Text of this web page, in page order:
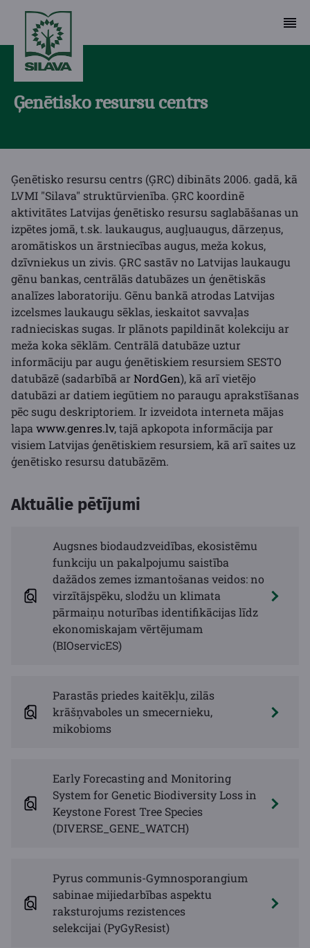
Ģenētisko resursu centrs
Ģenētisko resursu centrs (ĢRC) dibināts 2006. gadā, kā
LVMI "Silava" struktūrvienība. ĢRC koordinē
aktivitātes Latvijas ģenētisko resursu saglabāšanas un
izpētes jomā, t.sk. laukaugus, augļuaugus, dārzeņus,
aromātiskos un ārstniecības augus, meža kokus,
dzīvniekus un zivis. ĢRC sastāv no Latvijas laukaugu
gēnu bankas, centrālās datubāzes un ģenētiskās
analīzes laboratoriju. Gēnu bankā atrodas Latvijas
izcelsmes laukaugu sēklas, ieskaitot savvaļas
radnieciskas sugas. Ir plānots papildināt kolekciju ar
meža koka sēklām. Centrālā datubāze uztur
informāciju par augu ģenētiskiem resursiem SESTO
datubāzē (sadarbībā ar NordGen), kā arī vietējo
datubāzi ar datiem iegūtiem no paraugu aprakstīšanas
pēc sugu deskriptoriem. Ir izveidota interneta mājas
lapa www.genres.lv, tajā apkopota informācija par
visiem Latvijas ģenētiskiem resursiem, kā arī saites uz
ģenētisko resursu datubāzēm.
Aktuālie pētījumi
Augsnes biodaudzveidības, ekosistēmu
funkciju un pakalpojumu saistība
dažādos zemes izmantošanas veidos: no
virzītājspēku, slodžu un klimata
pārmaiņu noturības identifikācijas līdz
ekonomiskajam vērtējumam
(BIOservicES)
Parastās priedes kaitēkļu, zilās
krāšņvaboles un smecernieku,
mikobioms
Early Forecasting and Monitoring
System for Genetic Biodiversity Loss in
Keystone Forest Tree Species
(DIVERSE_GENE_WATCH)
Pyrus communis-Gymnosporangium
sabinae mijiedarbības aspektu
raksturojums rezistences
selekcijai (PyGyResist)